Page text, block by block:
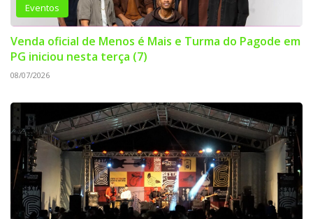
Eventos
Venda oficial de Menos é Mais e Turma do Pagode em
PG iniciou nesta terça (7)
08/07/2026